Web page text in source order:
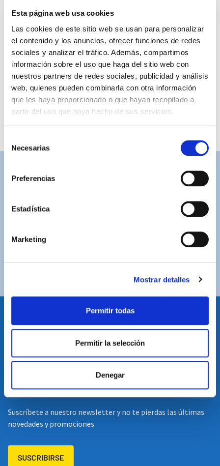
Esta página web usa cookies
Las cookies de este sitio web se usan para personalizar
el contenido y los anuncios, ofrecer funciones de redes
sociales y analizar el tráfico. Además, compartimos
información sobre el uso que haga del sitio web con
nuestros partners de redes sociales, publicidad y análisis
web, quienes pueden combinarla con otra información
que les haya proporcionado o que hayan recopilado a
partir del uso que haya hecho de sus servicios.
de Necesarias
Preferencias
Estadística
Marketing
Mostrar detalles
Permitir todas
Permitir la selección
Denegar
SUDADERA ENTRENO TECNICO
INFANTIL 24/25
35,99 €
59,99 €
SUDADERA ENTRENO JUGADOR35,99 €
59,99 €
ASISTENCIA PERSONALIZADA
Contacta con nosotros para solucionar cualquier duda.
ENVÍOS GRATUITOS
COMPRAS SEGURAS
IDIOMA
SUSCRÍBETE A NUESTRA NEWSLETTER
Suscríbete a nuestro newsletter y no te pierdas las últimas
novedades y promociones
SUSCRIBIRSE